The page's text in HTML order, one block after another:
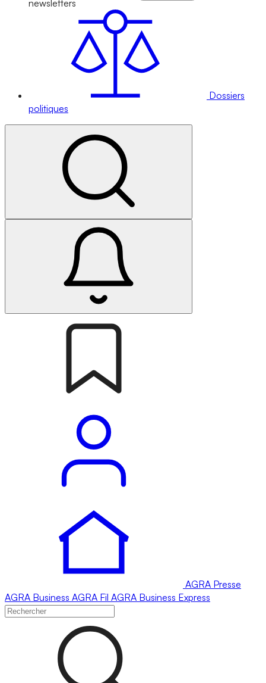
newsletters
Dossiers
politiques
AGRA Presse
AGRA Business AGRA Fil AGRA Business Express